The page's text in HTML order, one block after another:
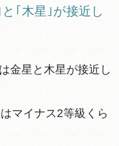
｢木星｣が接近し
金星と木星が接近し
マイナス2等級くら